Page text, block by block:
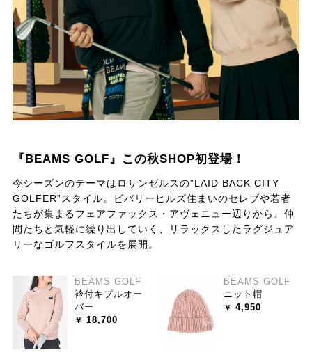
『BEAMS GOLF』この秋SHOP初登場！
今シーズンのテーマはロサンゼルスの”LAID BACK CITY
GOLFER”スタイル。ビバリーヒルズ住まいのセレブや若者
たちが集まるフェアファックス・アヴェニュー辺りから、仲
間たちと気軽に繰り出していく、リラックスしたラグジュア
リーなゴルフスタイルを展開。
BEAMS GOLF
衿付キプルオー
バー
18,700
BEAMS GOLF
ニット帽
4,950